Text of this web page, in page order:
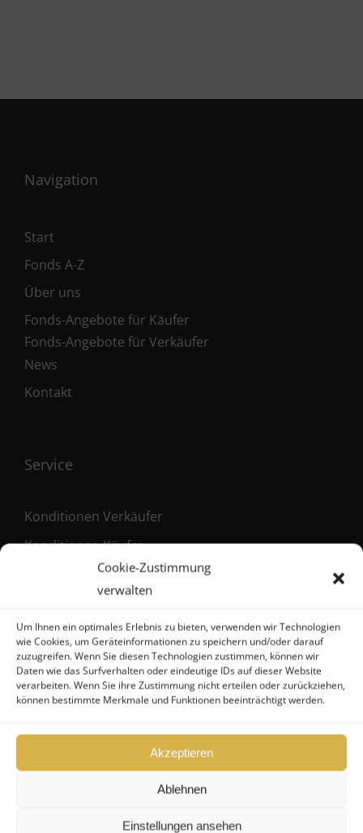
Cookie-Zustimmung
verwalten
Um Ihnen ein optimales Erlebnis zu bieten, verwenden wir Technologien
wie Cookies, um Geräteinformationen zu speichern und/oder darauf
zuzugreifen. Wenn Sie diesen Technologien zustimmen, können wir
Daten wie das Surfverhalten oder eindeutige IDs auf dieser Website
verarbeiten. Wenn Sie ihre Zustimmung nicht erteilen oder zurückziehen,
können bestimmte Merkmale und Funktionen beeinträchtigt werden.
Akzeptieren
Ablehnen
Einstellungen ansehen
Navigation
Start
Fonds A-Z
Über uns
Fonds-Angebote für Käufer
Fonds-Angebote für Verkäufer
News
Kontakt
Service
Konditionen Verkäufer
Konditionen Käufer
Maklervertrag (Verkäufer)
Registrierung als Käufer
Kontakt
FHG
Hanseatische Fondshandlung GmbH